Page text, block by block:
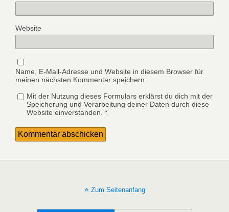
Website
Name, E-Mail-Adresse und Website in diesem Browser für
meinen nächsten Kommentar speichern.
Mit der Nutzung dieses Formulars erklärst du dich mit der
Speicherung und Verarbeitung deiner Daten durch diese
Website einverstanden. *
Zum Seitenanfang